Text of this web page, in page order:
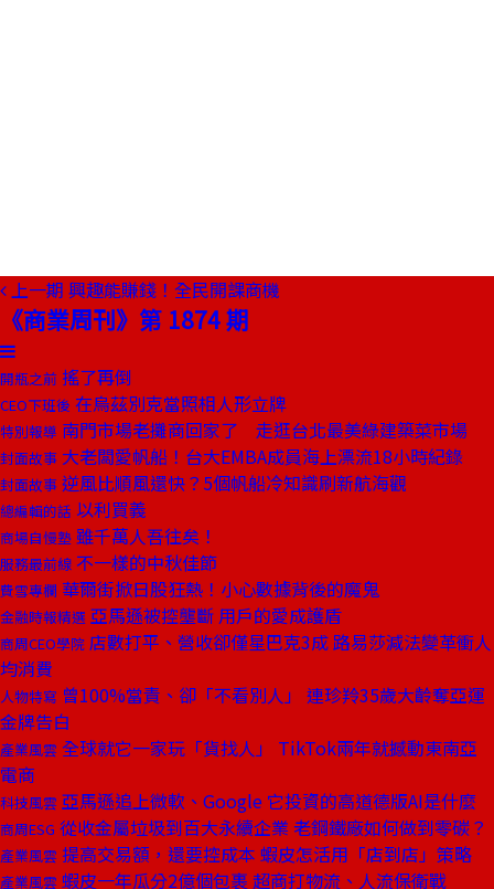
上一期 興趣能賺錢！全民開課商機
《商業周刊》第 1874 期
開瓶之前 搖了再倒
CEO下班後 在烏茲別克當照相人形立牌
特別報導 南門市場老攤商回家了 走逛台北最美綠建築菜市場
封面故事 大老闆愛帆船！台大EMBA成員海上漂流18小時紀錄
封面故事 逆風比順風還快？5個帆船冷知識刷新航海觀
總編輯的話 以利買義
商場自慢塾 雖千萬人吾往矣！
服務最前線 不一樣的中秋佳節
費雪專欄 華爾街掀日股狂熱！小心數據背後的魔鬼
金融時報精選 亞馬遜被控壟斷 用戶的愛成護盾
商周CEO學院 店數打平、營收卻僅星巴克3成 路易莎減法變革衝人
均消費
人物特寫 曾100%當責、卻「不看別人」 連珍羚35歲大齡奪亞運
金牌告白
產業風雲 全球就它一家玩「貨找人」 TikTok兩年就撼動東南亞
電商
科技風雲 亞馬遜追上微軟、Google 它投資的高道德版AI是什麼
商周ESG 從收金屬垃圾到百大永續企業 老鋼鐵廠如何做到零碳？
產業風雲 提高交易額，還要控成本 蝦皮怎活用「店到店」策略
產業風雲 蝦皮一年瓜分2億個包裹 超商打物流、人流保衛戰